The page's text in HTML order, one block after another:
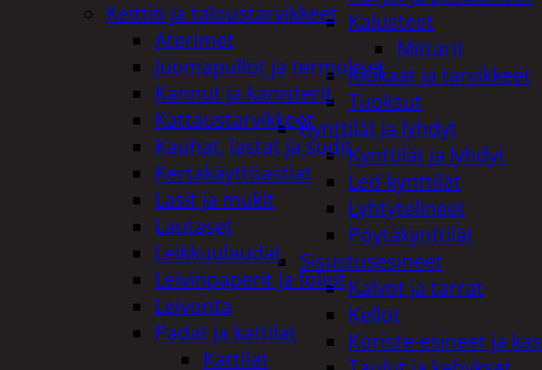
Kalusteet
Mittarit
Kiukaat ja tarvikkeet
Tuoksut
Kynttilät ja lyhdyt
Kynttilät ja lyhdyt
Led-kynttilät
Lyhtytelineet
Pöytäkynttilät
Sisustusesineet
Kalvot ja tarrat
Kellot
Koriste-esineet ja
Keittiö ja taloustarvikkeet
Aterimet
Juomapullot ja termokset
Kannut ja kanisterit
Kattaustarvikkeet
Kauhat, lastat ja sudit
Kertakäyttöastiat
Lasit ja mukit
Lautaset
Leikkuulaudat
Leivinpaperit ja foliot
Leivonta
Padat ja kattilat
Kattilat